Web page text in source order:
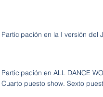
Participación en la I versión del
Participación en ALL DANCE
Cuarto puesto show. Sexto